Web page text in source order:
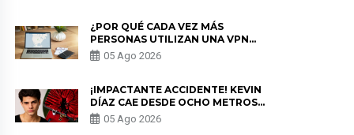
¿POR QUÉ CADA VEZ MÁS
PERSONAS UTILIZAN UNA VPN
PARA PROTEGER SU
PRIVACIDAD?
05 Ago 2026
¡IMPACTANTE ACCIDENTE! KEVIN
DÍAZ CAE DESDE OCHO METROS
EN “ESTO ES GUERRA” Y GENERA
PREOCUPACIÓN
05 Ago 2026